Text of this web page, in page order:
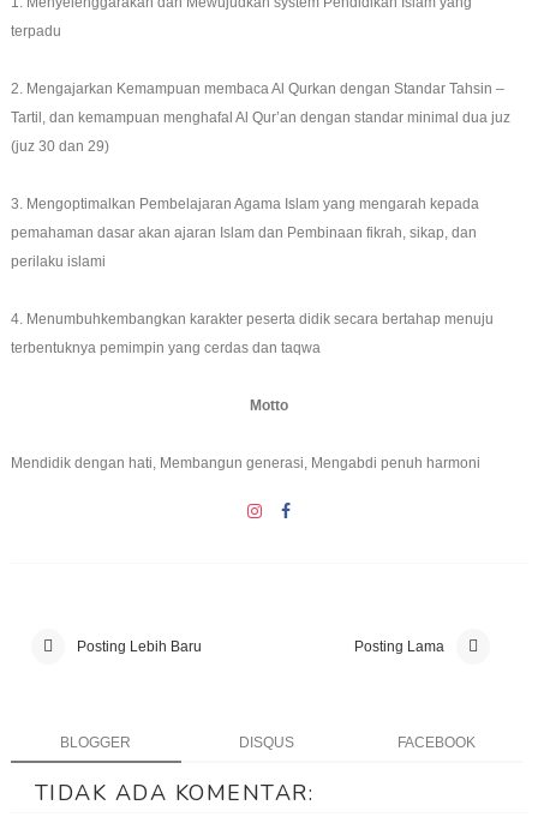
terpadu
2. Mengajarkan Kemampuan membaca Al Qurkan dengan Standar Tahsin –
Tartil, dan kemampuan menghafal Al Qur’an dengan standar minimal dua juz
(juz 30 dan 29)
3. Mengoptimalkan Pembelajaran Agama Islam yang mengarah kepada
pemahaman dasar akan ajaran Islam dan Pembinaan fikrah, sikap, dan
perilaku islami
4. Menumbuhkembangkan karakter peserta didik secara bertahap menuju
terbentuknya pemimpin yang cerdas dan taqwa
Motto
Mendidik dengan hati, Membangun generasi, Mengabdi penuh harmoni
Posting Lebih Baru Posting Lama
BLOGGER DISQUS FACEBOOK
TIDAK ADA KOMENTAR: